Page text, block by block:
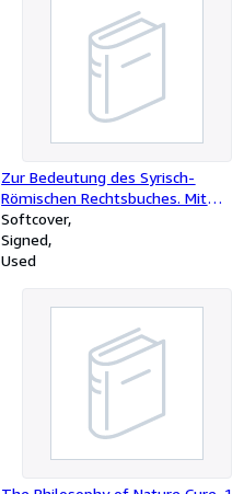
Zur Bedeutung des Syrisch-
Römischen Rechtsbuches. Mit
Widmung und Signatur des
Verfassers
Softcover
Signed
Used